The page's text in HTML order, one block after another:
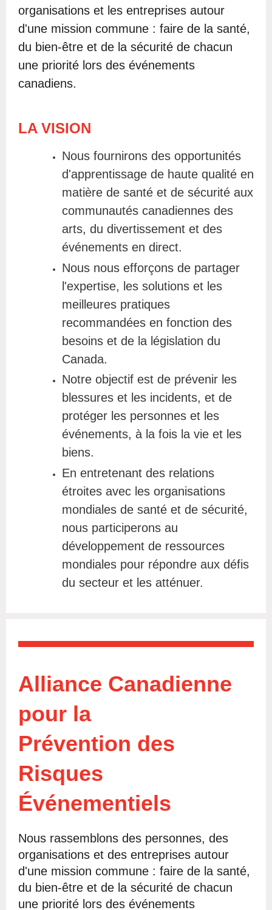
organisations et les entreprises autour
d'une mission commune : faire de la santé,
du bien-être et de la sécurité de chacun
une priorité lors des événements
canadiens.
LA VISION
Nous fournirons des opportunités
d'apprentissage de haute qualité en
matière de santé et de sécurité aux
communautés canadiennes des
arts, du divertissement et des
événements en direct.
Nous nous efforçons de partager
l'expertise, les solutions et les
meilleures pratiques
recommandées en fonction des
besoins et de la législation du
Canada.
Notre objectif est de prévenir les
blessures et les incidents, et de
protéger les personnes et les
événements, à la fois la vie et les
biens.
En entretenant des relations
étroites avec les organisations
mondiales de santé et de sécurité,
nous participerons au
développement de ressources
mondiales pour répondre aux défis
du secteur et les atténuer.
Alliance Canadienne
pour la
Prévention des
Risques
Événementiels
Nous rassemblons des personnes, des
organisations et des entreprises autour
d'une mission commune : faire de la santé,
du bien-être et de la sécurité de chacun
une priorité lors des événements